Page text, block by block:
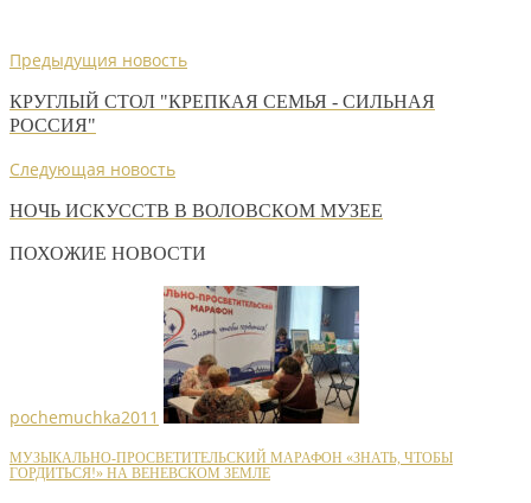
Предыдущия новость
КРУГЛЫЙ СТОЛ "КРЕПКАЯ СЕМЬЯ - СИЛЬНАЯ
РОССИЯ"
Следующая новость
НОЧЬ ИСКУССТВ В ВОЛОВСКОМ МУЗЕЕ
ПОХОЖИЕ НОВОСТИ
pochemuchka2011
МУЗЫКАЛЬНО-ПРОСВЕТИТЕЛЬСКИЙ МАРАФОН «ЗНАТЬ, ЧТОБЫ
ГОРДИТЬСЯ!» НА ВЕНЕВСКОМ ЗЕМЛЕ